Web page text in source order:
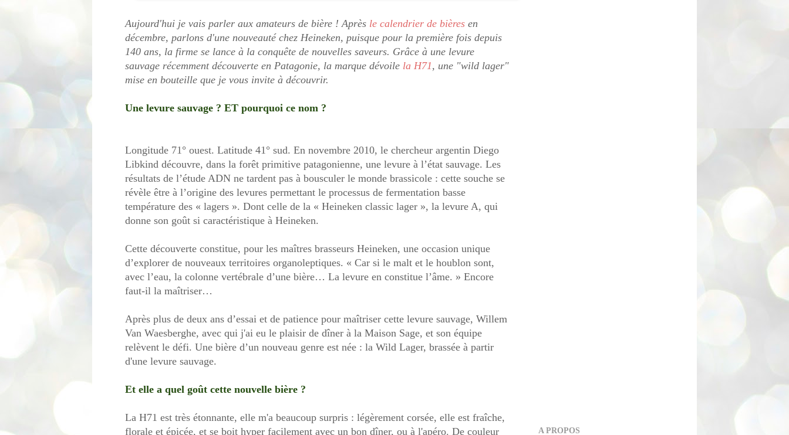
Aujourd'hui je vais parler aux amateurs de bière ! Après le calendrier de bières en
décembre, parlons d'une nouveauté chez Heineken, puisque pour la première fois depuis
140 ans, la firme se lance à la conquête de nouvelles saveurs. Grâce à une levure
sauvage récemment découverte en Patagonie, la marque dévoile la H71, une "wild lager"
mise en bouteille que je vous invite à découvrir.
Une levure sauvage ? ET pourquoi ce nom ?
Longitude 71° ouest. Latitude 41° sud. En novembre 2010, le chercheur argentin Diego
Libkind découvre, dans la forêt primitive patagonienne, une levure à l’état sauvage. Les
résultats de l’étude ADN ne tardent pas à bousculer le monde brassicole : cette souche se
révèle être à l’origine des levures permettant le processus de fermentation basse
température des « lagers ». Dont celle de la « Heineken classic lager », la levure A, qui
donne son goût si caractéristique à Heineken.
Cette découverte constitue, pour les maîtres brasseurs Heineken, une occasion unique
d’explorer de nouveaux territoires organoleptiques. « Car si le malt et le houblon sont,
avec l’eau, la colonne vertébrale d’une bière… La levure en constitue l’âme. » Encore
faut-il la maîtriser…
Après plus de deux ans d’essai et de patience pour maîtriser cette levure sauvage, Willem
Van Waesberghe, avec qui j'ai eu le plaisir de dîner à la Maison Sage, et son équipe
relèvent le défi. Une bière d’un nouveau genre est née : la Wild Lager, brassée à partir
d'une levure sauvage.
Et elle a quel goût cette nouvelle bière ?
La H71 est très étonnante, elle m'a beaucoup surpris : légèrement corsée, elle est fraîche,
florale et épicée, et se boit hyper facilement avec un bon dîner, ou à l'apéro. De couleur
A PROPOS